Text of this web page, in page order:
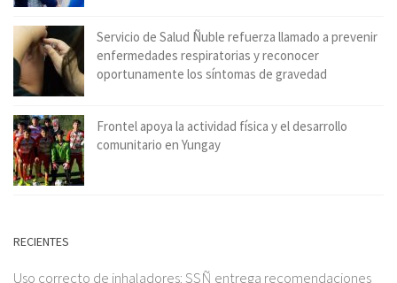
Servicio de Salud Ñuble refuerza llamado a prevenir
enfermedades respiratorias y reconocer
oportunamente los síntomas de gravedad
Frontel apoya la actividad física y el desarrollo
comunitario en Yungay
RECIENTES
Uso correcto de inhaladores: SSÑ entrega recomendaciones